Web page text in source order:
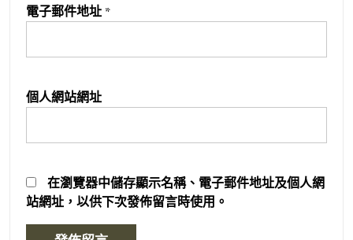
電子郵件地址 *
個人網站網址
在瀏覽器中儲存顯示名稱、電子郵件地址及個人網
站網址，以供下次發佈留言時使用。